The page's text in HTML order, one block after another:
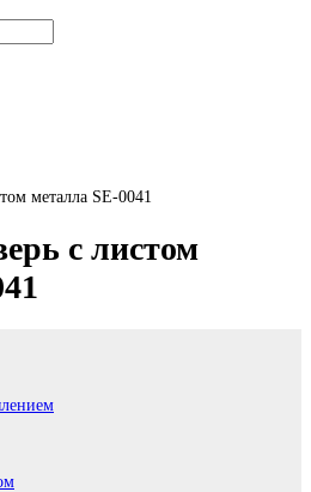
металла SE-0041
с листом